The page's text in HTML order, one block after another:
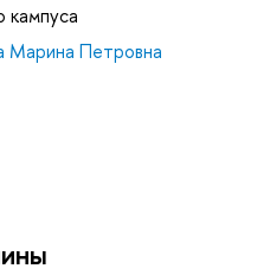
кампуса
Марина Петровна